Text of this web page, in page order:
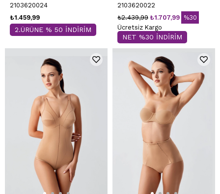
2103620024
₺1.459,99
2.ÜRÜNE % 50 İNDİRİM
2103620022
₺1.707,99
₺2.439,99
%30
Ücretsiz Kargo
NET %30 İNDİRİM